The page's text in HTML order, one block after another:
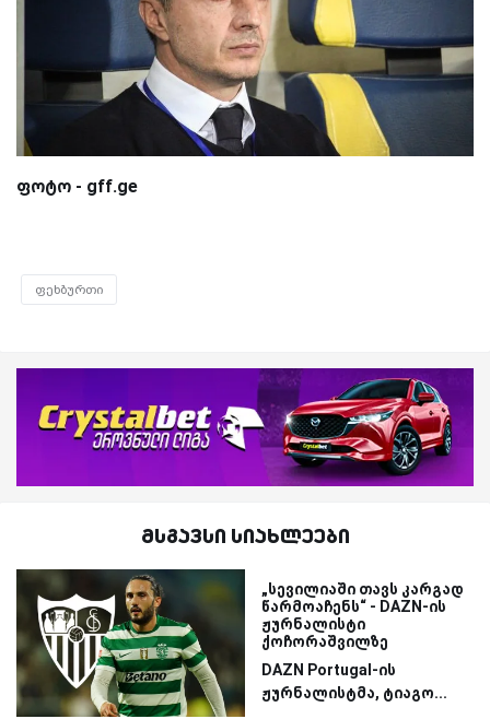
ფოტო - gff.ge
ფეხბურთი
მსგავსი სიახლეები
„სევილიაში თავს კარგად
წარმოაჩენს“ - DAZN-ის
ჟურნალისტი
ქოჩორაშვილზე
DAZN Portugal-ის
ჟურნალისტმა, ტიაგო...